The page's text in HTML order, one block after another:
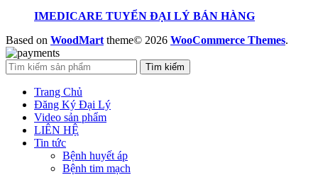
IMEDICARE TUYỂN ĐẠI LÝ BÁN HÀNG
Based on WoodMart theme© 2026 WooCommerce Themes.
Tìm kiếm
Trang Chủ
Đăng Ký Đại Lý
Video sản phẩm
LIÊN HỆ
Tin tức
Bệnh huyết áp
Bệnh tim mạch